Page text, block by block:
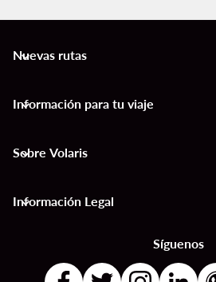
Nuevas rutas
keyboard_arrow_down
Información para tu viaje
keyboard_arrow_down
Sobre Volaris
keyboard_arrow_down
Información Legal
keyboard_arrow_down
Síguenos